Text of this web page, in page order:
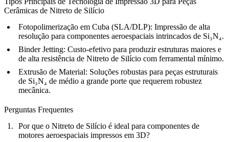
Cerâmicas de Nitreto de Silício
Fotopolimerização em Cuba (SLA/DLP): Impressão de alta
resolução para componentes aeroespaciais intrincados de Si₃N₄.
Binder Jetting: Custo-efetivo para produzir estruturas maiores e
de alta resistência de Nitreto de Silício com ferramental mínimo.
Extrusão de Material: Soluções robustas para peças estruturais
de Si₃N₄ de médio a grande porte que requerem robustez
mecânica.
Perguntas Frequentes
Por que o Nitreto de Silício é ideal para componentes de
motores aeroespaciais impressos em 3D?